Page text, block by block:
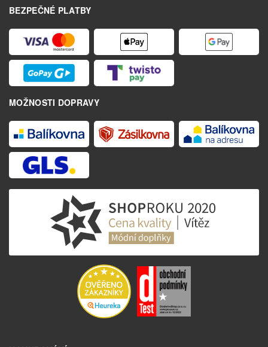
BEZPEČNÉ PLATBY
MOŽNOSTI DOPRAVY